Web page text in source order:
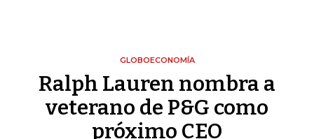
GLOBOECONOMÍA
Ralph Lauren nombra a
veterano de P&G como
próximo CEO